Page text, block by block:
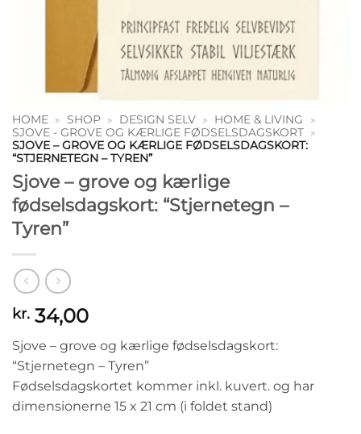
HOME » SHOP » DESIGN SELV » HOME & LIVING
»
SJOVE - GROVE OG KÆRLIGE FØDSELSDAGSKORT »
SJOVE – GROVE OG KÆRLIGE FØDSELSDAGSKORT:
“STJERNETEGN – TYREN”
Sjove – grove og kærlige
fødselsdagskort: “Stjernetegn –
Tyren”
kr. 34,00
Sjove – grove og kærlige fødselsdagskort:
“Stjernetegn – Tyren”
Fødselsdagskortet kommer inkl. kuvert. og har
dimensionerne 15 x 21 cm (i foldet stand)